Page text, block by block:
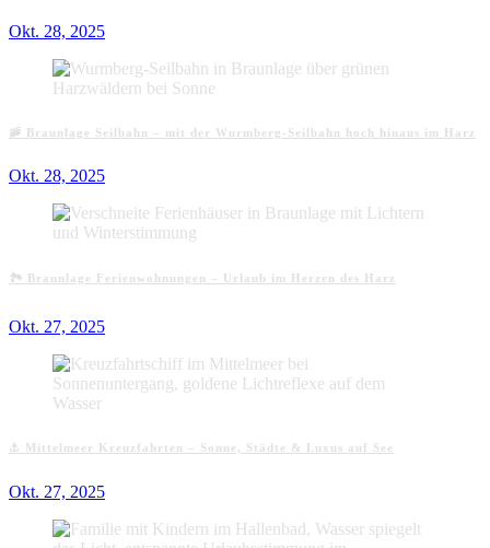
Okt. 28, 2025
🚠 Braunlage Seilbahn – mit der Wurmberg-Seilbahn hoch hinaus im Harz
Okt. 28, 2025
🏞️ Braunlage Ferienwohnungen – Urlaub im Herzen des Harz
Okt. 27, 2025
⚓ Mittelmeer Kreuzfahrten – Sonne, Städte & Luxus auf See
Okt. 27, 2025